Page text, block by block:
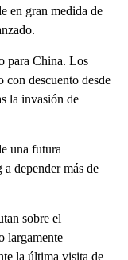
en gran medida de
para China. Los
con descuento desde
la invasión de
una futura
depender más de
sobre el
largamente
la última visita de